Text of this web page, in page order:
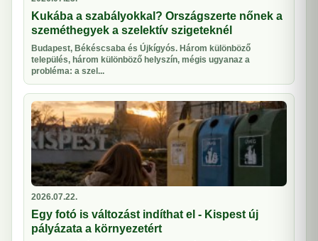
Kukába a szabályokkal? Országszerte nőnek a
szeméthegyek a szelektív szigeteknél
Budapest, Békéscsaba és Újkígyós. Három különböző
település, három különböző helyszín, mégis ugyanaz a
probléma: a szel...
2026.07.22.
Egy fotó is változást indíthat el - Kispest új
pályázata a környezetért